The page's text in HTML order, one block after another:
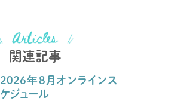
関連記事
2026年8月オンラインス
ケジュール